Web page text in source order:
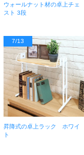
ウォールナット材の卓上チェ
スト 3段
7/13
昇降式の卓上ラック ホワイ
ト